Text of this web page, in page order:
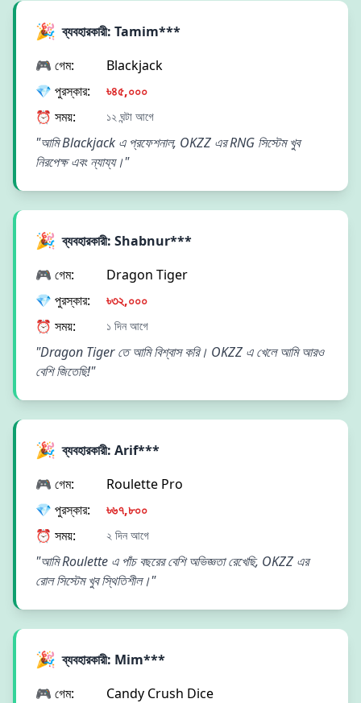
🎉 ব্যবহারকারী: Tamim***
🎮 গেম:
Blackjack
💎 পুরস্কার:
৳৪৫,০০০
⏰ সময়:
১২ ঘন্টা আগে
"আমি Blackjack এ প্রফেশনাল, OKZZ এর RNG সিস্টেম খুব
নিরপেক্ষ এবং ন্যায্য।"
🎉 ব্যবহারকারী: Shabnur***
🎮 গেম:
Dragon Tiger
💎 পুরস্কার:
৳৩২,০০০
⏰ সময়:
১ দিন আগে
"Dragon Tiger তে আমি বিশ্বাস করি। OKZZ এ খেলে আমি আরও
বেশি জিতেছি!"
🎉 ব্যবহারকারী: Arif***
🎮 গেম:
Roulette Pro
💎 পুরস্কার:
৳৬৭,৮০০
⏰ সময়:
২ দিন আগে
"আমি Roulette এ পাঁচ বছরের বেশি অভিজ্ঞতা রেখেছি, OKZZ এর
রোল সিস্টেম খুব স্থিতিশীল।"
🎉 ব্যবহারকারী: Mim***
🎮 গেম:
Candy Crush Dice